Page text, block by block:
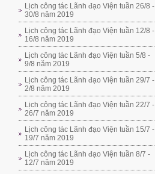
Lịch công tác Lãnh đạo Viện tuần 26/8 -
30/8 năm 2019
Lịch công tác Lãnh đạo Viện tuần 12/8 -
16/8 năm 2019
Lịch công tác Lãnh đạo Viện tuần 5/8 -
9/8 năm 2019
Lịch công tác Lãnh đạo Viện tuần 29/7 -
2/8 năm 2019
Lịch công tác Lãnh đạo Viện tuần 22/7 -
26/7 năm 2019
Lịch công tác Lãnh đạo Viện tuần 15/7 -
19/7 năm 2019
Lịch công tác Lãnh đạo Viện tuần 8/7 -
12/7 năm 2019